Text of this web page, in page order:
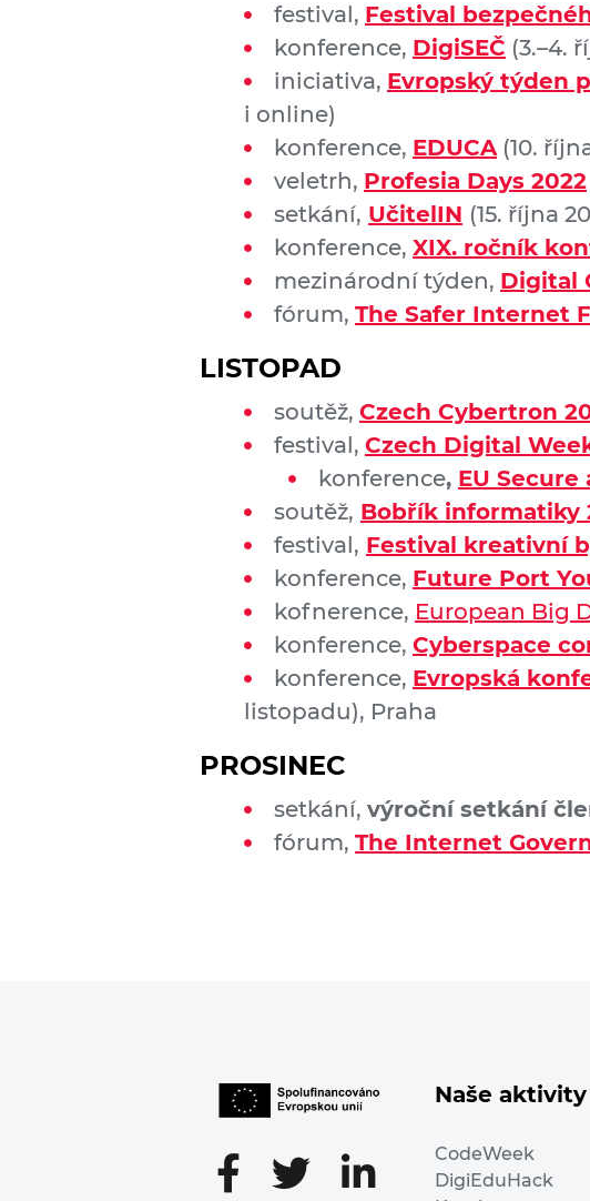
festival, Festival
konference, DigiSEČ (3.–4.
iniciativa, Evropský týden
i online)
konference, EDUCA(10.
veletrh, Profesia Days 2022
setkání, UčitelIN (15. října
konference, XIX. ročník
mezinárodní týden, Digital
fórum, The Safer Internet
LISTOPAD
soutěž, Czech Cybertron
festival, Czech Digital
konference, EU
soutěž, Bobřík informatiky
festival, Festival kreativní
konference, Future Port
kofnerence, European Big
konference, Cyberspace
konference, Evropská
listopadu), Praha
PROSINEC
setkání, výroční setkání
fórum, The Internet
Naše aktivity
CodeWeek
DigiEduHack